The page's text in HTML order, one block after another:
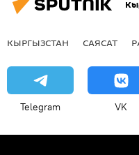
КЫРГЫЗСТАН САЯСАТ
Telegram VK